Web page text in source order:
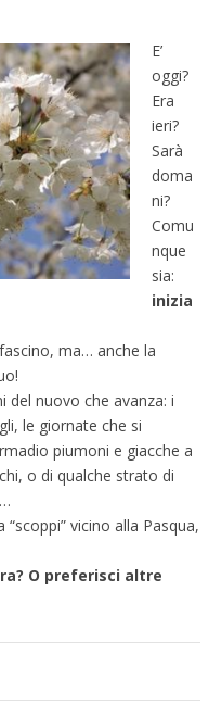
E’
oggi?
Era
ieri?
Sarà
doma
ni?
Comu
nque
sia:
inizia
ma… anche la
del nuovo che avanza: i
le giornate che si
piumoni e giacche a
o di qualche strato di
vicino alla Pasqua,
O preferisci altre